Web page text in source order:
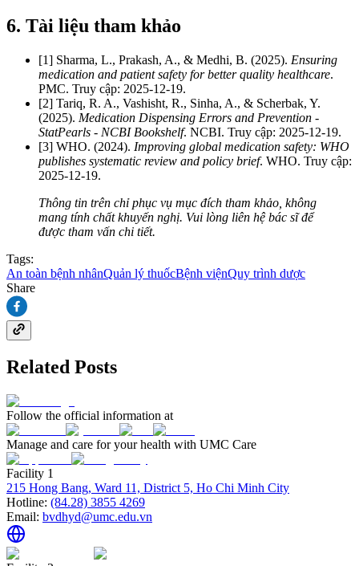
6. Tài liệu tham khảo
[1] Sharma, L., Prakash, A., & Medhi, B. (2025). Ensuring
medication and patient safety for better quality healthcare.
PMC. Truy cập: 2025-12-19.
[2] Tariq, R. A., Vashisht, R., Sinha, A., & Scherbak, Y.
(2025). Medication Dispensing Errors and Prevention -
StatPearls - NCBI Bookshelf. NCBI. Truy cập: 2025-12-19.
[3] WHO. (2024). Improving global medication safety: WHO
publishes systematic review and policy brief. WHO. Truy cập:
2025-12-19.
Thông tin trên chỉ phục vụ mục đích tham khảo, không
mang tính chất khuyến nghị. Vui lòng liên hệ bác sĩ để
được tham vấn chi tiết.
Tags:
An toàn bệnh nhânQuản lý thuốcBệnh việnQuy trình dược
Share
Related Posts
Follow the official information at
Manage and care for your health with UMC Care
Facility 1
215 Hong Bang, Ward 11, District 5, Ho Chi Minh City
Hotline: (84.28) 3855 4269
Email: bvdhyd@umc.edu.vn